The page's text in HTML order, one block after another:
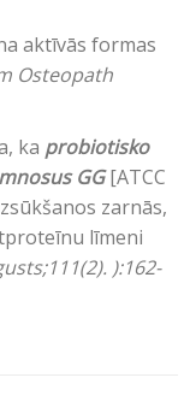
aktīvās formas
Osteopath
ka probiotisko
GG[ATCC
zarnās,
līmeni
):162-